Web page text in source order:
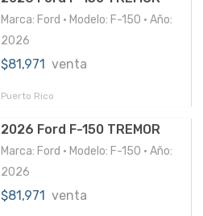
Marca: Ford • Modelo: F-150 • Año:
2026
$81,971 venta
Puerto Rico
2026 Ford F-150 TREMOR
Marca: Ford • Modelo: F-150 • Año:
2026
$81,971 venta